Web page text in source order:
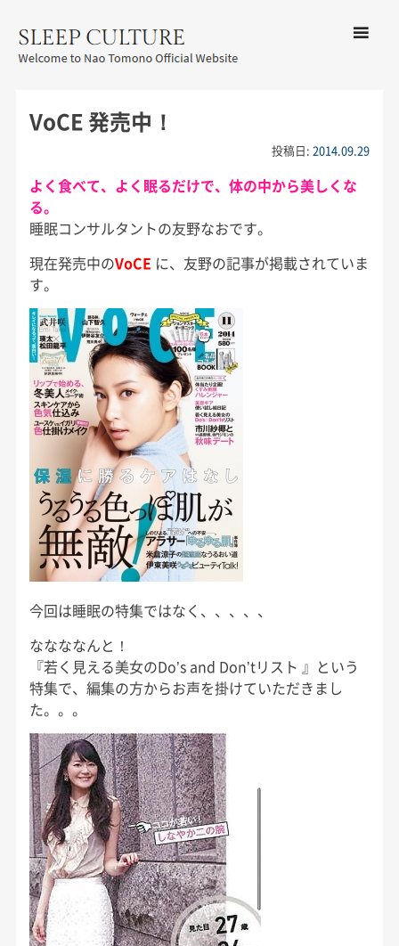
CULTURE
ー
ツへ移動
VoCE 発売中！
投稿日:2014.09.29
よく食べて、よく眠るだけで、体の中から美しくな
る。
睡眠コンサルタントの友野なおです。
現在発売中のVoCE に、友野の記事が掲載されていま
す。
今回は睡眠の特集ではなく、、、、、
ななななんと！
『若く見える美女のDo’s and Don’tリスト 』という
特集で、編集の方からお声を掛けていただきまし
た。。。